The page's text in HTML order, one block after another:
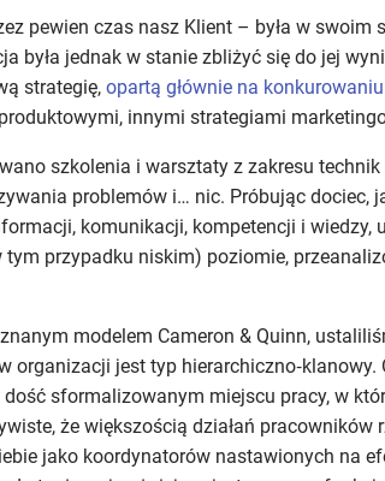
pewien czas nasz Klient – była w swoim
była jednak w stanie zbliżyć się do jej
strategię, opartą głównie na
innymi strategiami
szkolenia i warsztaty z zakresu
problemów i… nic. Próbując dociec,
komunikacji, kompetencji i wiedzy,
tym przypadku niskim) poziomie,
modelem Cameron & Quinn,
organizacji jest typ hierarchiczno‑klanowy.
sformalizowanym miejscu pracy, w
że większością działań pracowników
jako koordynatorów nastawionych na